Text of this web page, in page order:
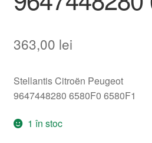
363,00 lei
Stellantis Citroën Peugeot
9647448280 6580F0 6580F1
1 în stoc